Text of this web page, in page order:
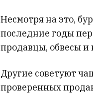
Несмотря на это,
последние годы
продавцы, обвесы и
Другие советуют
проверенных